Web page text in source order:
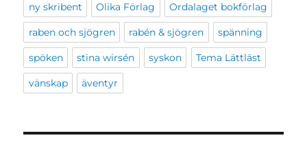
ny skribent Olika Förlag Ordalaget bokförlag
raben och sjögren rabén & sjögren spänning
spöken stina wirsén syskon Tema Lättläst
vänskap äventyr